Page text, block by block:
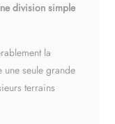
division simple
la
seule grande
terrains